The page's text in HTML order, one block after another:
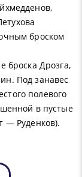
броском
броска Дрозга,
Под занавес
полевого
в пустые
— Руденков).